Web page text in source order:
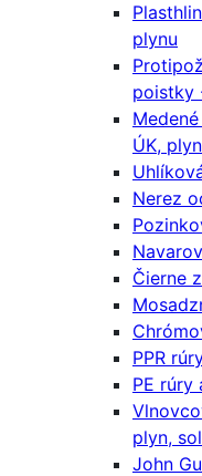
plynu
poistky
ÚK,
Nerez
Čierne
PPR
PE
plyn,
John